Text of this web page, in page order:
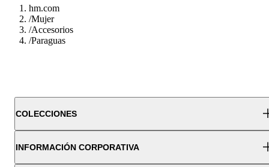
hm.com
/Mujer
/Accesorios
/Paraguas
COLECCIONES
INFORMACIÓN CORPORATIVA